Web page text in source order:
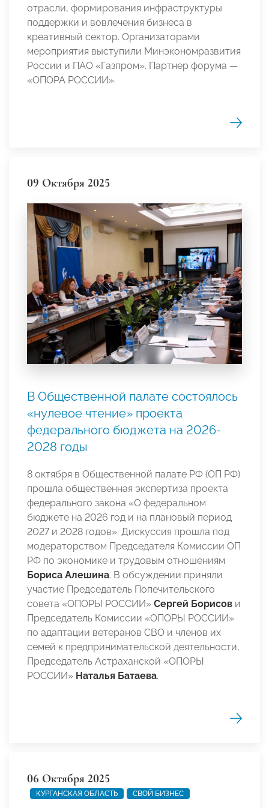
отрасли, формирования инфраструктуры
поддержки и вовлечения бизнеса в
креативный сектор. Организаторами
мероприятия выступили Минэкономразвития
России и ПАО «Газпром». Партнер форума —
«ОПОРА РОССИИ».
09 Октября 2025
В Общественной палате состоялось
«нулевое чтение» проекта
федерального бюджета на 2026-
2028 годы
8 октября в Общественной палате РФ (ОП РФ)
прошла общественная экспертиза проекта
федерального закона «О федеральном
бюджете на 2026 год и на плановый период
2027 и 2028 годов». Дискуссия прошла под
модераторством Председателя Комиссии ОП
РФ по экономике и трудовым отношениям
Бориса Алешина. В обсуждении приняли
участие Председатель Попечительского
совета «ОПОРЫ РОССИИ» Сергей Борисов и
Председатель Комиссии «ОПОРЫ РОССИИ»
по адаптации ветеранов СВО и членов их
семей к предпринимательской деятельности,
Председатель Астраханской «ОПОРЫ
РОССИИ» Наталья Батаева.
06 Октября 2025
КУРГАНСКАЯ ОБЛАСТЬ СВОЙ БИЗНЕС